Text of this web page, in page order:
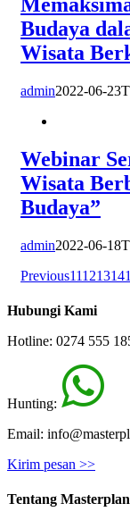
Budaya
Wisata
admin2022-06-
Webinar
Wisata
Budaya”
admin2022-06-
Previous11121314
Hubungi Kami
Hotline: 0274 555
Hunting:
Email:
Kirim pesan >>
Tentang